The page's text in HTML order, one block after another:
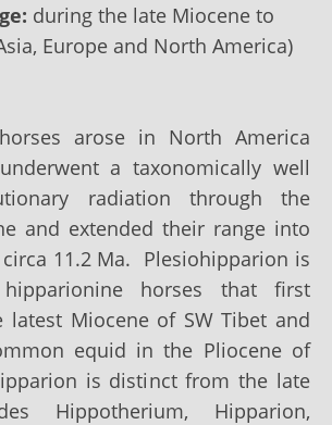
during the late Miocene to
Europe and North America)
arose in North America
a taxonomically well
radiation through the
and extended their range into
11.2 Ma. Plesiohipparion is
horses that first
latest Miocene of SW Tibet and
equid in the Pliocene of
is distinct from the late
Hippotherium, Hipparion,